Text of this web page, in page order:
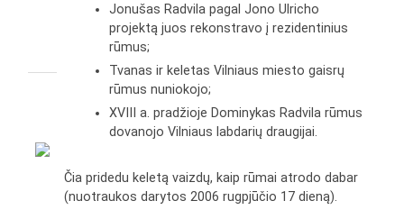
Jonušas Radvila pagal Jono Ulricho
projektą juos rekonstravo į rezidentinius
rūmus;
Tvanas ir keletas Vilniaus miesto gaisrų
rūmus nuniokojo;
XVIII a. pradžioje Dominykas Radvila rūmus
dovanojo Vilniaus labdarių draugijai.
Čia pridedu keletą vaizdų, kaip rūmai atrodo dabar
(nuotraukos darytos 2006 rugpjūčio 17 dieną).